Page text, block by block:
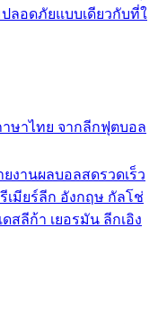
ลอดภัยแบบเดียวกับที่ใ
าษาไทย จากลีกฟุตบอล
งานผลบอลสดรวดเร็ว
มียร์ลีก อังกฤษ กัลโช่
สลีก้า เยอรมัน ลีกเอิง